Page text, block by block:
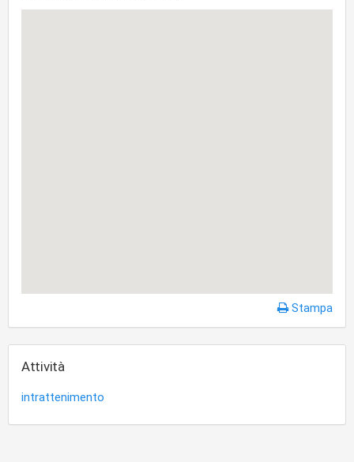
Stampa
Attività
intrattenimento